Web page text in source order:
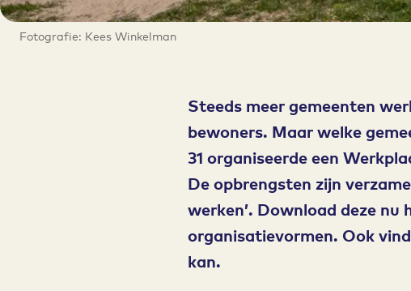
Fotografie: Kees Winkelman
Steeds meer gemeenten
bewoners. Maar welke
31 organiseerde een
De opbrengsten zijn
werken’. Download deze
organisatievormen. Ook
kan.